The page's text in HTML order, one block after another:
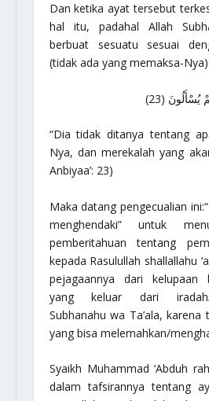
Dan ketika ayat tersebut
hal itu, padahal Allah
berbuat sesuatu sesuai
(tidak ada yang memaksa-Nya):
(23)
“Dia tidak ditanya tentang
Nya, dan merekalah yang
Anbiyaa’: 23)
Maka datang pengecualian ini:
menghendaki”untuk
pemberitahuan tentang
kepada Rasulullah shallallahu
pejagaannya dari kelupaan
yang keluar dari iradah
Subhanahu wa Ta’ala, karena
yang bisa melemahkan/
Syaikh Muhammad ‘Abduh
dalam tafsirannya tentang